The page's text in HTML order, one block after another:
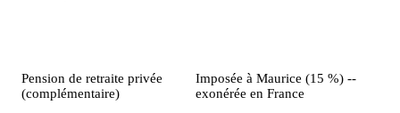
Pension de retraite privée
(complémentaire)
Imposée à Maurice (15 %) --
exonérée en France